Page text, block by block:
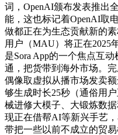
词，OpenAI颁布发表推出
能，这也标记着OpenAI取
做都正在为生态贡献新的
用户（MAU）将正在2025
是Sora App的一个焦点互
通，把货带到海外市场。
偶像取虚拟从播市场发卖
够生成时长25秒（通俗用
械进修大模子、大锻炼数
现正在借帮AI等新兴手艺
带把一些以前不成立的贸